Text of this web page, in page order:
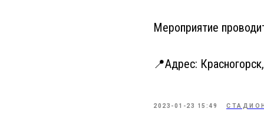
Мероприятие
📍Адрес:
2023-01-23 15:49